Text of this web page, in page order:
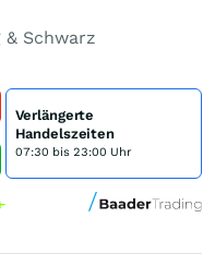
& Schwarz
Verlängerte
Handelszeiten
07:30 bis 23:00 Uhr